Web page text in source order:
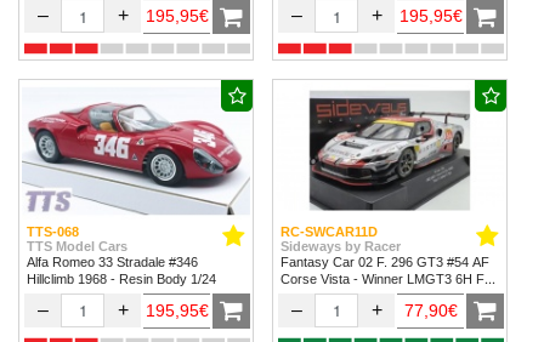
– + 195,95€ – + 195,95€
TTS-068
TTS Model Cars
Alfa Romeo 33 Stradale #346
Hillclimb 1968 - Resin Body 1/24
– + 195,95€
RC-SWCAR11D
Sideways by Racer
Fantasy Car 02 F. 296 GT3 #54 AF
Corse Vista - Winner LMGT3 6H Fuji
– + 77,90€